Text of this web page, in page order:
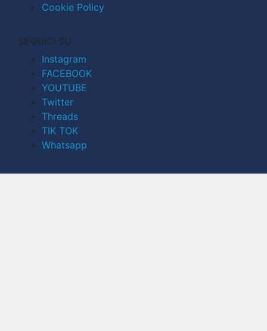
Cookie Policy
SEGUICI SU
Instagram
FACEBOOK
YOUTUBE
Twitter
Threads
TIK TOK
Whatsapp